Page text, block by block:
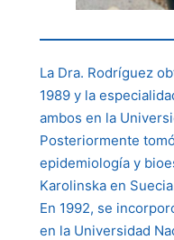
La Dra. Rodríguez
1989 y la
ambos en la
Posteriormente
epidemiología y
Karolinska en
En 1992, se
en la Universidad